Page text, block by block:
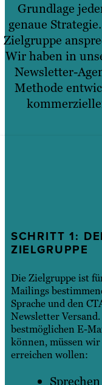
Grundlage
genaue
Zielgruppe
Wir haben in
Newsletter-
Methode
SCHRITT 1:
ZIELGRUPPE
Die Zielgruppe ist
Mailings
Sprache und den
Newsletter
bestmöglichen E-
können, müssen
erreichen wollen: